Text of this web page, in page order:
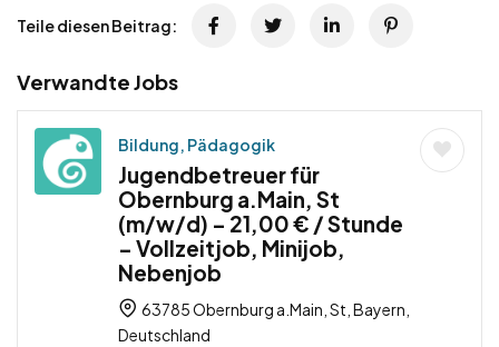
Teile diesen Beitrag:
Verwandte Jobs
Bildung, Pädagogik
Jugendbetreuer für
Obernburg a.Main, St
(m/w/d) – 21,00 € / Stunde
– Vollzeitjob, Minijob,
Nebenjob
63785 Obernburg a.Main, St, Bayern,
Deutschland